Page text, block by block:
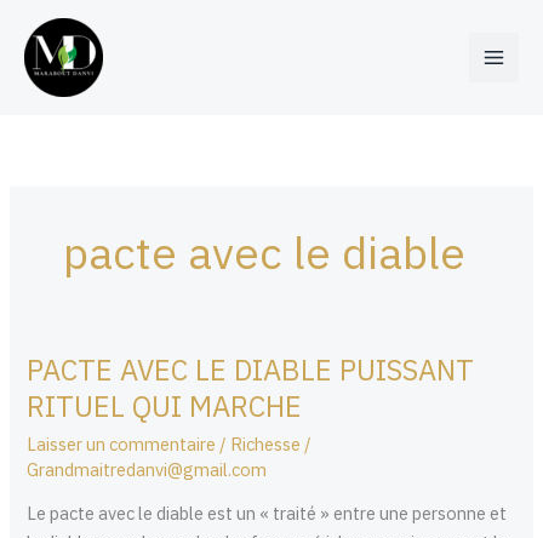
contenu
pacte avec le diable
PACTE AVEC LE DIABLE PUISSANT
RITUEL QUI MARCHE
Laisser un commentaire / Richesse /
Grandmaitredanvi@gmail.com
Le pacte avec le diable est un « traité » entre une personne et
PACTE
AVEC
LE
DIABLE
PUISSANT
RITUEL